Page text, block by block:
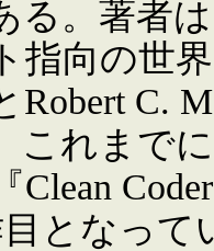
る。著者
指向の世
Robert C.
これまで
Clean
となって